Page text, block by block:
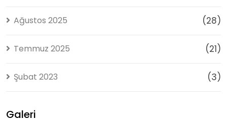
Ağustos 2025 (28)
Temmuz 2025 (21)
Şubat 2023 (3)
Galeri